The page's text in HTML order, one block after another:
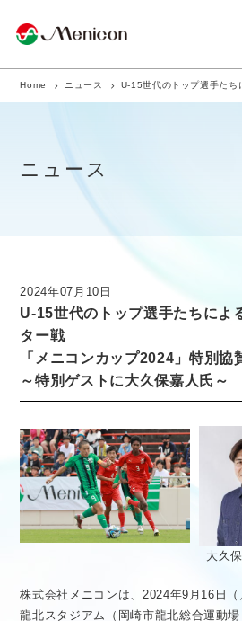
企業情報
商品サイト
ニュース
採用情報
Home ニュース U-15世代のトップ選手たち
ニュース
2024年07月10日
U-15世代のトップ選手たちによ
ター戦
「メニコンカップ2024」特別協
～特別ゲストに大久保嘉人氏～
大久
株式会社メニコンは、2024年9月16日
龍北スタジアム（岡崎市龍北総合運動